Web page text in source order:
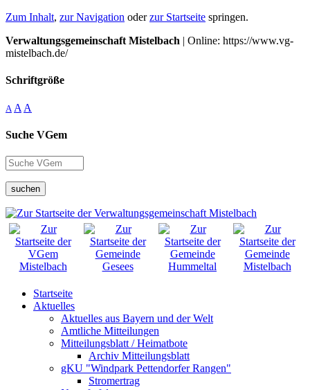
Zum Inhalt, zur Navigation oderzur Startseite springen.
Verwaltungsgemeinschaft Mistelbach | Online: https://www.vg-
mistelbach.de/
Schriftgröße
A A A
Suche VGem
suchen
Startseite
Aktuelles
Aktuelles aus Bayern und der Welt
Amtliche Mitteilungen
Mitteilungsblatt / Heimatbote
Archiv Mitteilungsblatt
gKU "Windpark Pettendorfer Rangen"
Stromertrag